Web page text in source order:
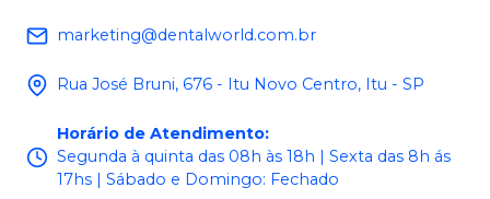
marketing@dentalworld.com.br
Rua José Bruni, 676 - Itu Novo Centro, Itu - SP
Horário de Atendimento:
Segunda à quinta das 08h às 18h | Sexta das 8h ás
17hs | Sábado e Domingo: Fechado